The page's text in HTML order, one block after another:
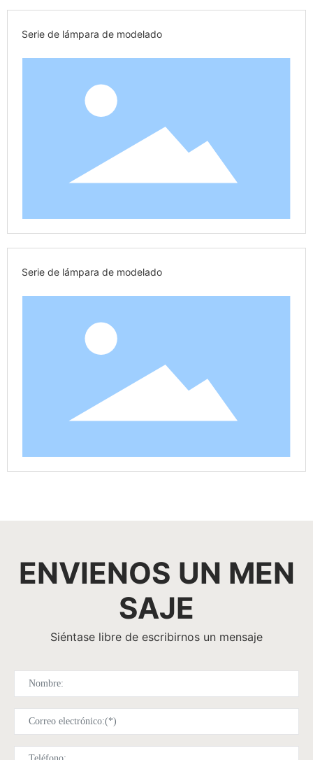
Serie de lámpara de modelado
Serie de lámpara de modelado
ENVIENOS UN MEN
SAJE
Siéntase libre de escribirnos un mensaje